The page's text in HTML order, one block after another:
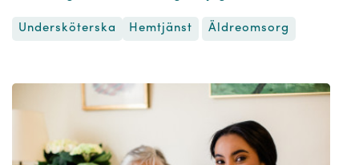
Undersköterska Hemtjänst Äldreomsorg